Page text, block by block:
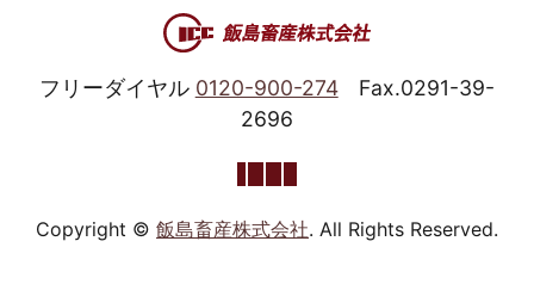
フリーダイヤル 0120-900-274
Fax.0291-39-
2696
Copyright © 飯島畜産株式会社. All Rights Reserved.